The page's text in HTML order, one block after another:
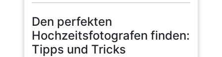
2025
Den perfekten
Hochzeitsfotografen finden:
Tipps und Tricks